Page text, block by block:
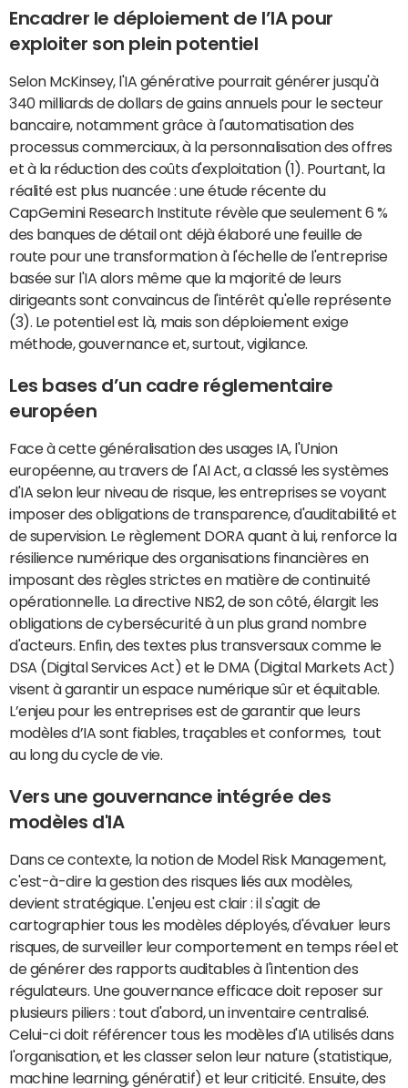
Encadrer le déploiement de l’IA pour
exploiter son plein potentiel
Selon McKinsey, l'IA générative pourrait générer jusqu'à
340 milliards de dollars de gains annuels pour le secteur
bancaire, notamment grâce à l'automatisation des
processus commerciaux, à la personnalisation des offres
et à la réduction des coûts d'exploitation (1). Pourtant, la
réalité est plus nuancée : une étude récente du
CapGemini Research Institute révèle que seulement 6 %
des banques de détail ont déjà élaboré une feuille de
route pour une transformation à l'échelle de l'entreprise
basée sur l'IA alors même que la majorité de leurs
dirigeants sont convaincus de l'intérêt qu'elle représente
(3). Le potentiel est là, mais son déploiement exige
méthode, gouvernance et, surtout, vigilance.
Les bases d’un cadre réglementaire
européen
Face à cette généralisation des usages IA, l'Union
européenne, au travers de l'AI Act, a classé les systèmes
d'IA selon leur niveau de risque, les entreprises se voyant
imposer des obligations de transparence, d'auditabilité et
de supervision. Le règlement DORA quant à lui, renforce la
résilience numérique des organisations financières en
imposant des règles strictes en matière de continuité
opérationnelle. La directive NIS2, de son côté, élargit les
obligations de cybersécurité à un plus grand nombre
d'acteurs. Enfin, des textes plus transversaux comme le
DSA (Digital Services Act) et le DMA (Digital Markets Act)
visent à garantir un espace numérique sûr et équitable.
L’enjeu pour les entreprises est de garantir que leurs
modèles d’IA sont fiables, traçables et conformes, tout
au long du cycle de vie.
Vers une gouvernance intégrée des
modèles d'IA
Dans ce contexte, la notion de Model Risk Management,
c'est-à-dire la gestion des risques liés aux modèles,
devient stratégique. L'enjeu est clair : il s'agit de
cartographier tous les modèles déployés, d'évaluer leurs
risques, de surveiller leur comportement en temps réel et
de générer des rapports auditables à l'intention des
régulateurs. Une gouvernance efficace doit reposer sur
plusieurs piliers : tout d'abord, un inventaire centralisé.
Celui-ci doit référencer tous les modèles d'IA utilisés dans
l'organisation, et les classer selon leur nature (statistique,
machine learning, génératif) et leur criticité. Ensuite, des